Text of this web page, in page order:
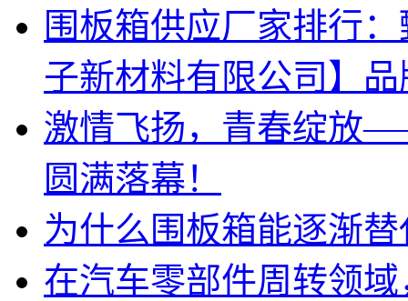
围板箱供应厂家排行
子新材料有限公司】
激情飞扬，青春绽放
圆满落幕！
为什么围板箱能逐渐
在汽车零部件周转领